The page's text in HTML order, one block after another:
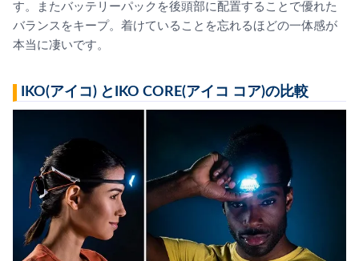
す。またバッテリーパックを後頭部に配置することで優れた
バランスをキープ。着けていることを忘れるほどの一体感が
本当に凄いです。
IKO(アイコ) とIKO CORE(アイコ コア)の比較